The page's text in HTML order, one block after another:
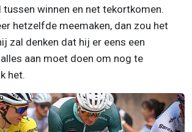
winnen en net tekortkomen.
hetzelfde meemaken, dan zou het
zal denken dat hij er eens een
aan moet doen om nog te
het.